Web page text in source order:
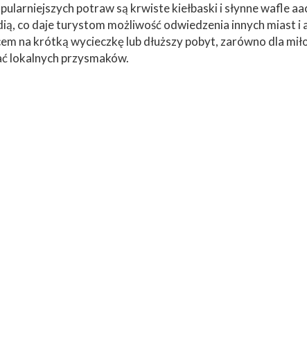
potraw są krwiste kiełbaski i słynne wafle
co daje turystom możliwość odwiedzenia innych miast
na krótką wycieczkę lub dłuższy pobyt, zarówno dla
lokalnych przysmaków.